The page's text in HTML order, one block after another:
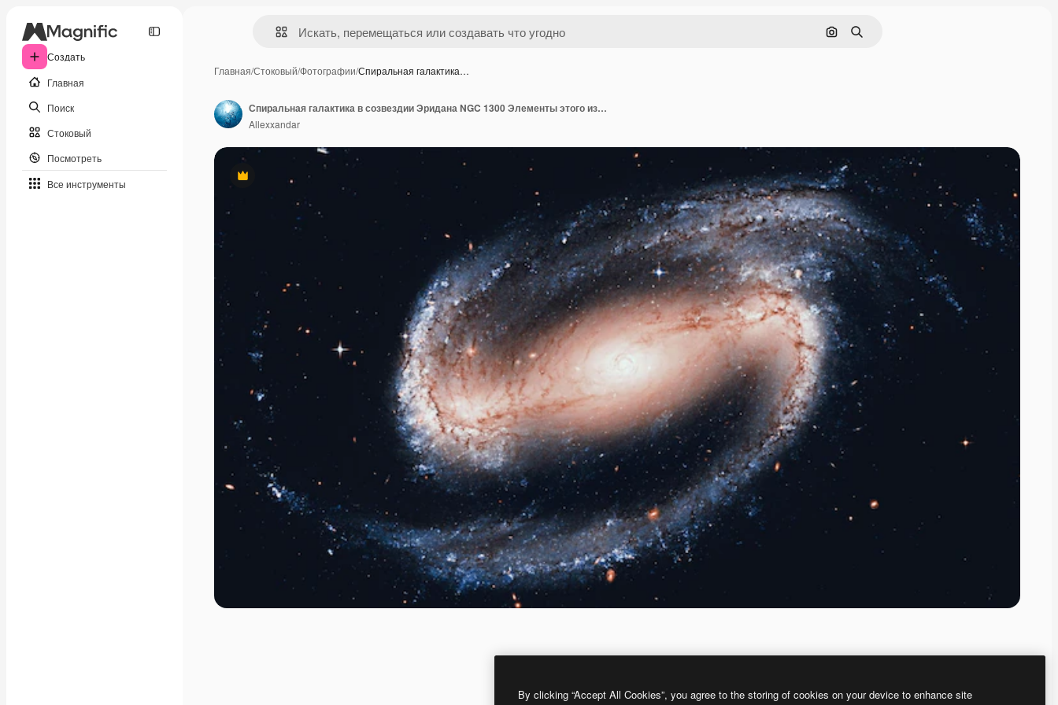
Создать
Главная
Поиск
Стоковый
Посмотреть
Все инструменты
Поиск по изображению
Поиск
Главная/Стоковый/Фотографии/Спиральная галактика…
Премиум
Спиральная галактика в созвездии Эридана NGC 1300 Элементы этого изображения предоставлены НАСА.
Allexxandar
By clicking “Accept All Cookies”, you agree to the storing of cookies on your device to enhance site